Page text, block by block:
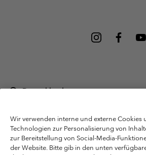
Deutschland
München Deutschland. Alle Rechte vorbehalten.
Nutzungsbedingungen
Allgemeine
Datenschutzerklärung
Wir verwenden interne und externe Cookies
Technologien zur Personalisierung von
zur Bereitstellung von Social-Media-
der Website. Bitte gib in den unten